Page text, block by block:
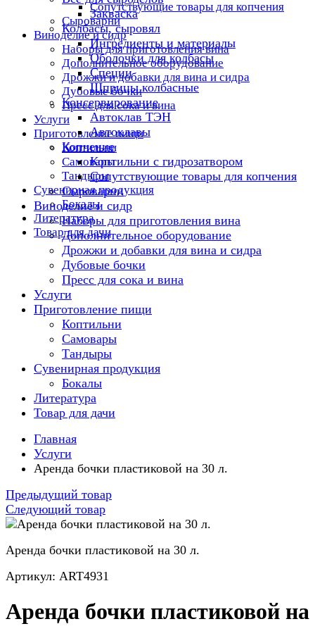
Сопутствующие товары для копчения
Сыроварни
Виноделие и сидр
Наборы для приготовления вина
Дополнительное оборудование
Дрожжи и добавки для вина и сидра
Дубовые бочки
Пресс для сока и вина
Услуги
Приготовление пищи
Коптильни
Самовары
Тандыры
Сувенирная продукция
Бокалы
Литература
Товар для дачи
Закваска
Колбасы, сыровял
Ингредиенты и материалы
Оболочки для колбасы
Специи
Шприцы колбасные
Консервирование
Автоклав ТЭН
Автоклавы
Копчение
Коптильни с гидрозатвором
Сопутствующие товары для копчения
Сыроварни
Виноделие и сидр
Наборы для приготовления вина
Дополнительное оборудование
Дрожжи и добавки для вина и сидра
Дубовые бочки
Пресс для сока и вина
Услуги
Приготовление пищи
Коптильни
Самовары
Тандыры
Сувенирная продукция
Бокалы
Литература
Товар для дачи
Главная
Услуги
Аренда бочки пластиковой на 30 л.
Предыдущий товар
Следующий товар
Аренда бочки пластиковой на 30 л.
Артикул: ART4931
Аренда бочки пластиковой на